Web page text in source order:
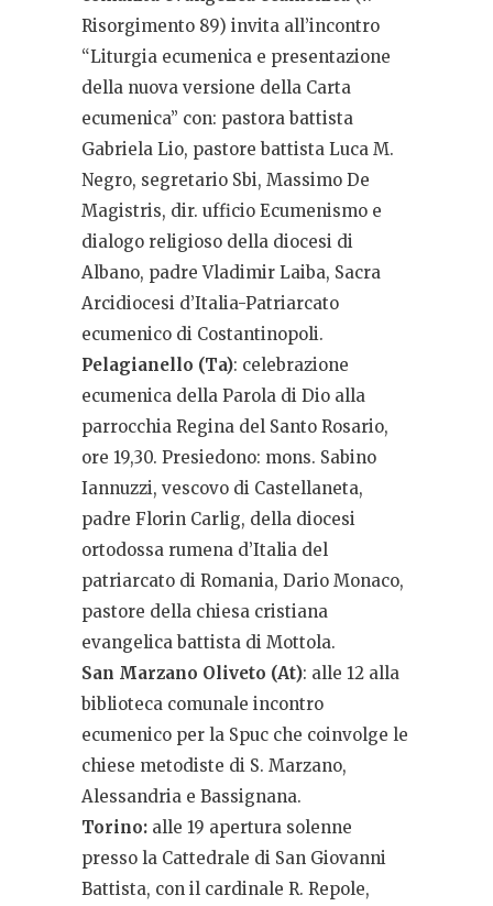
Risorgimento 89) invita all’incontro
“Liturgia ecumenica e presentazione
della nuova versione della Carta
ecumenica” con: pastora battista
Gabriela Lio, pastore battista Luca M.
Negro, segretario Sbi, Massimo De
Magistris, dir. ufficio Ecumenismo e
dialogo religioso della diocesi di
Albano, padre Vladimir Laiba, Sacra
Arcidiocesi d’Italia-Patriarcato
ecumenico di Costantinopoli.
Pelagianello (Ta): celebrazione
ecumenica della Parola di Dio alla
parrocchia Regina del Santo Rosario,
ore 19,30. Presiedono: mons. Sabino
Iannuzzi, vescovo di Castellaneta,
padre Florin Carlig, della diocesi
ortodossa rumena d’Italia del
patriarcato di Romania, Dario Monaco,
pastore della chiesa cristiana
evangelica battista di Mottola.
San Marzano Oliveto (At): alle 12 alla
biblioteca comunale incontro
ecumenico per la Spuc che coinvolge le
chiese metodiste di S. Marzano,
Alessandria e Bassignana.
Torino: alle 19 apertura solenne
presso la Cattedrale di San Giovanni
Battista, con il cardinale R. Repole,